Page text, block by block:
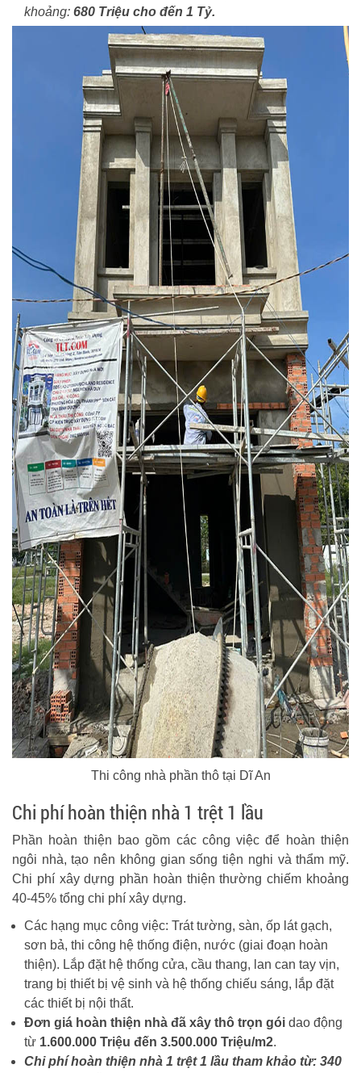
khoảng: 680 Triệu cho đến 1 Tỷ.
Thi công nhà phần thô tại Dĩ An
Chi phí hoàn thiện nhà 1 trệt 1 lầu
Phần hoàn thiện bao gồm các công việc để hoàn thiện
ngôi nhà, tạo nên không gian sống tiện nghi và thẩm mỹ.
Chi phí xây dựng phần hoàn thiện thường chiếm khoảng
40-45% tổng chi phí xây dựng.
Các hạng mục công việc: Trát tường, sàn, ốp lát gạch,
sơn bả, thi công hệ thống điện, nước (giai đoạn hoàn
thiện). Lắp đặt hệ thống cửa, cầu thang, lan can tay vịn,
trang bị thiết bị vệ sinh và hệ thống chiếu sáng, lắp đặt
các thiết bị nội thất.
Đơn giá hoàn thiện nhà đã xây thô trọn gói dao động
từ 1.600.000 Triệu đến 3.500.000 Triệu/m2.
Chi phí hoàn thiện nhà 1 trệt 1 lầu tham khảo từ: 340